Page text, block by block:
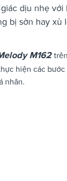
dịu nhẹ
bị sờn hay
M162
hiện các
nhân.